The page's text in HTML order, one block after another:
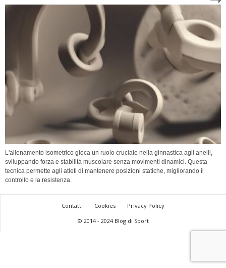
L'allenamento isometrico gioca un ruolo cruciale nella ginnastica agli anelli,
sviluppando forza e stabilità muscolare senza movimenti dinamici. Questa
tecnica permette agli atleti di mantenere posizioni statiche, migliorando il
controllo e la resistenza.
Contatti Cookies
Privacy Policy
© 2014 - 2024 Blog di Sport